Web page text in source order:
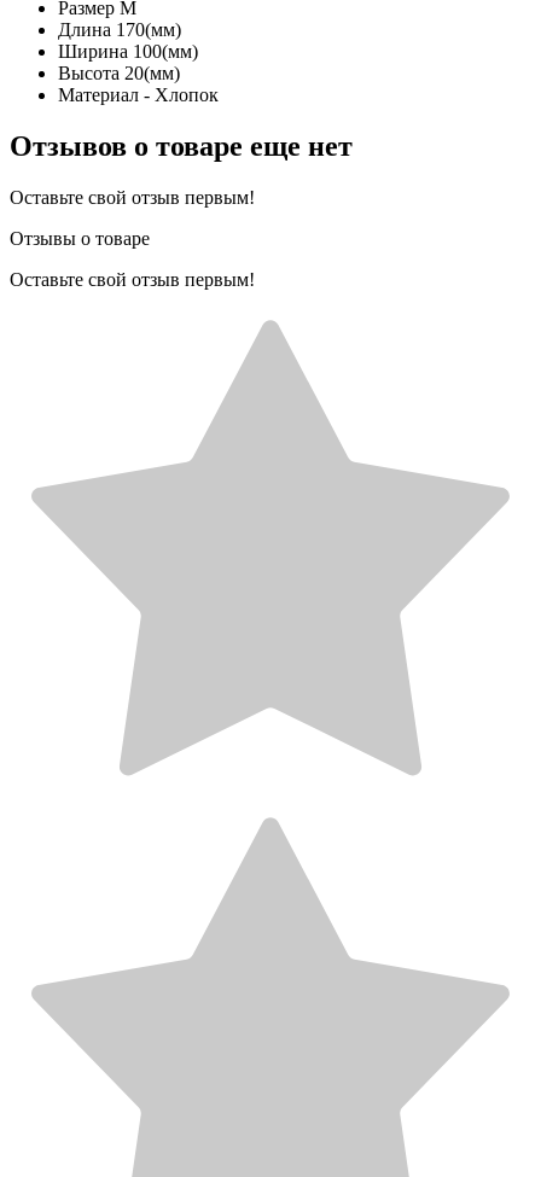
Размер M
Длина 170(мм)
Ширина 100(мм)
Высота 20(мм)
Материал - Хлопок
Отзывов о товаре еще нет
Оставьте свой отзыв первым!
Отзывы о товаре
Оставьте свой отзыв первым!